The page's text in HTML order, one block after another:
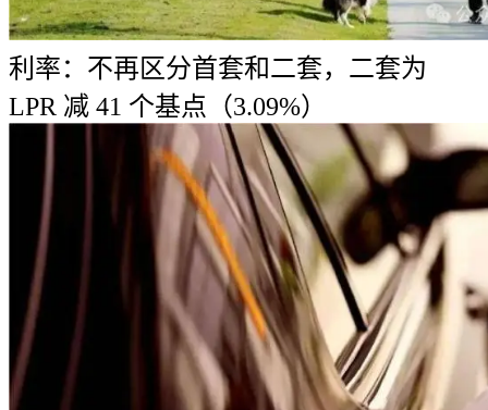
利率：不再区分首套和二套，二套为
LPR 减 41 个基点（3.09%）